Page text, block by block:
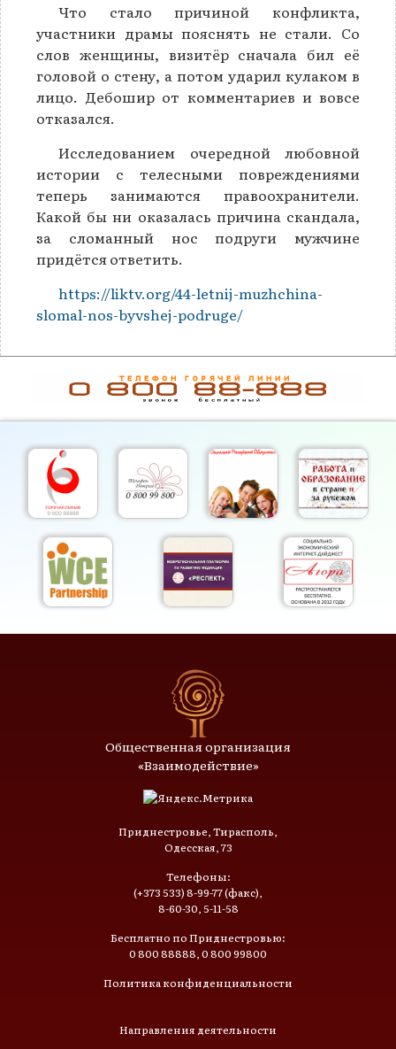
Что стало причиной конфликта,
участники драмы пояснять не стали. Со
слов женщины, визитёр сначала бил её
головой о стену, а потом ударил кулаком в
лицо. Дебошир от комментариев и вовсе
отказался.
Исследованием очередной любовной
истории с телесными повреждениями
теперь занимаются правоохранители.
Какой бы ни оказалась причина скандала,
за сломанный нос подруги мужчине
придётся ответить.
https://liktv.org/44-letnij-muzhchina-
slomal-nos-byvshej-podruge/
Общественная организация
«Взаимодействие»
Приднестровье, Тирасполь,
Одесская, 73
Телефоны:
(+373 533) 8-99-77 (факс),
8-60-30, 5-11-58
Бесплатно по Приднестровью:
0 800 88888, 0 800 99800
Политика конфиденциальности
Направления деятельности